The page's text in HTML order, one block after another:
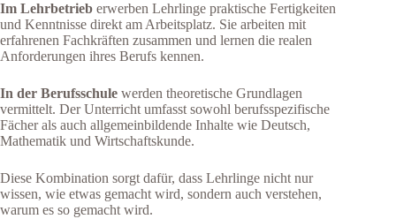
Im Lehrbetrieb erwerben Lehrlinge praktische Fertigkeiten
und Kenntnisse direkt am Arbeitsplatz. Sie arbeiten mit
erfahrenen Fachkräften zusammen und lernen die realen
Anforderungen ihres Berufs kennen.
In der Berufsschule werden theoretische Grundlagen
vermittelt. Der Unterricht umfasst sowohl berufsspezifische
Fächer als auch allgemeinbildende Inhalte wie Deutsch,
Mathematik und Wirtschaftskunde.
Diese Kombination sorgt dafür, dass Lehrlinge nicht nur
wissen, wie etwas gemacht wird, sondern auch verstehen,
warum es so gemacht wird.